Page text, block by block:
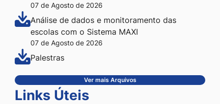
07 de Agosto de 2026
Análise de dados e monitoramento das
escolas com o Sistema MAXI
07 de Agosto de 2026
Palestras
Ver mais Arquivos
Seção Links Úteis
Links Úteis